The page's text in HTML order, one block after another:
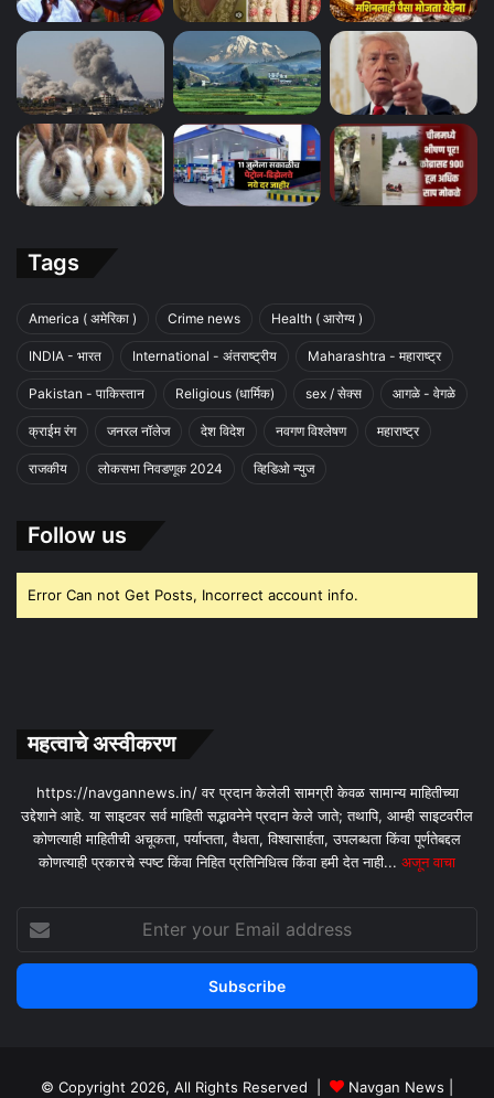
Tags
America ( अमेरिका ) Crime news Health ( आरोग्य )
INDIA - भारत International - अंतराष्ट्रीय Maharashtra - महाराष्ट्र
Pakistan - पाकिस्तान Religious (धार्मिक) sex / सेक्स आगळे - वेगळे
क्राईम रंग जनरल नॉलेज देश विदेश नवगण विश्लेषण महाराष्ट्र
राजकीय लोकसभा निवडणूक 2024 व्हिडिओ न्युज
Follow us
Error Can not Get Posts, Incorrect account info.
महत्वाचे अस्वीकरण
https://navgannews.in/ वर प्रदान केलेली सामग्री केवळ सामान्य माहितीच्या
उद्देशाने आहे. या साइटवर सर्व माहिती सद्भावनेने प्रदान केले जाते; तथापि, आम्ही साइटवरील
कोणत्याही माहितीची अचूकता, पर्याप्तता, वैधता, विश्वासार्हता, उपलब्धता किंवा पूर्णतेबद्दल
कोणत्याही प्रकारचे स्पष्ट किंवा निहित प्रतिनिधित्व किंवा हमी देत ​​नाही... अजून वाचा
your
Email
© Copyright 2026, All Rights Reserved | Navgan News